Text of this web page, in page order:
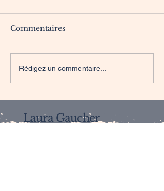
Petits Cakes Pistache
au yaourt
Commentaires
Rédigez un commentaire...
Laura Gaucher